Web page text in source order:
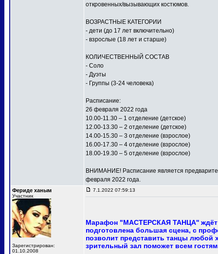
откровенных/вызывающих костюмов.
ВОЗРАСТНЫЕ КАТЕГОРИИ
- дети (до 17 лет включительно)
- взрослые (18 лет и старше)
КОЛИЧЕСТВЕННЫЙ СОСТАВ
- Соло
- Дуэты
- Группы (3-24 человека)
Расписание:
26 февраля 2022 года
10.00-11.30 – 1 отделение (детское)
12.00-13.30 – 2 отделение (детское)
14.00-15.30 – 3 отделение (взрослое)
16.00-17.30 – 4 отделение (взрослое)
18.00-19.30 – 5 отделение (взрослое)
ВНИМАНИЕ! Расписание является
февраля 2022 года.
Фериде ханым
Участник
Зарегистрирован:
01.10.2008
7.1.2022 07:59:13
Марафон "МАСТЕРСКАЯ ТАНЦА'' ждёт
подготовлена большая сцена, с
позволит представить танцы
зрительный зал поможет всем